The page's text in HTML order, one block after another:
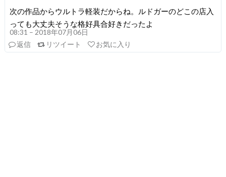
次の作品からウルトラ軽装だからね。ルドガーのどこの店入
っても大丈夫そうな格好具合好きだったよ
08:31 – 2018年07月06日
返信
リツイート お気に入り